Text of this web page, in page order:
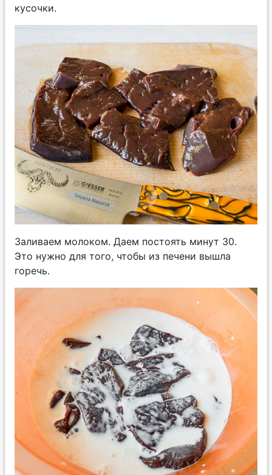
кусочки.
Заливаем молоком. Даем постоять минут 30.
Это нужно для того, чтобы из печени вышла
горечь.